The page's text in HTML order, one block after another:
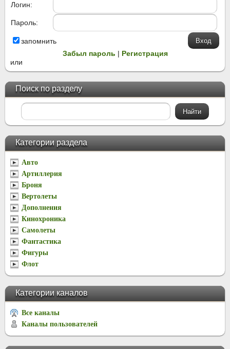
Логин:
Пароль:
запомнить
Забыл пароль | Регистрация
или
Поиск по разделу
Категории раздела
Авто
Артиллерия
Броня
Вертолеты
Дополнения
Кинохроника
Самолеты
Фантастика
Фигуры
Флот
Категории каналов
Все каналы
Каналы пользователей